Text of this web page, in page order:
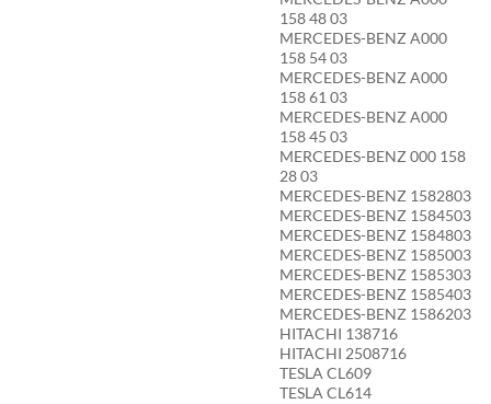
158 48 03
MERCEDES-BENZ A000
158 54 03
MERCEDES-BENZ A000
158 61 03
MERCEDES-BENZ A000
158 45 03
MERCEDES-BENZ 000 158
28 03
MERCEDES-BENZ 1582803
MERCEDES-BENZ 1584503
MERCEDES-BENZ 1584803
MERCEDES-BENZ 1585003
MERCEDES-BENZ 1585303
MERCEDES-BENZ 1585403
MERCEDES-BENZ 1586203
HITACHI 138716
HITACHI 2508716
TESLA CL609
TESLA CL614